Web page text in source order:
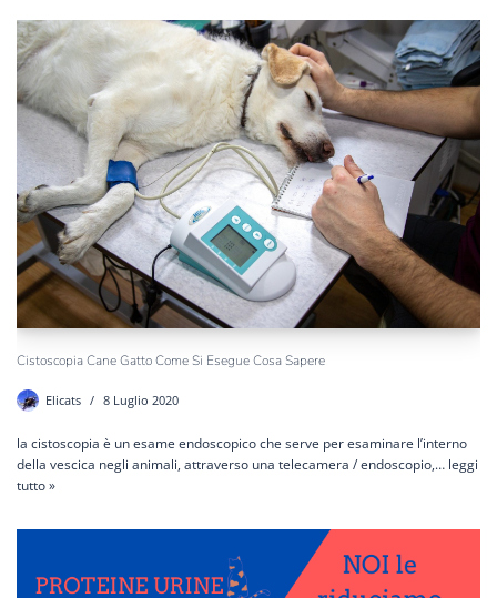
Cistoscopia Cane Gatto Come Si Esegue Cosa Sapere
Elicats 8 Luglio 2020
la cistoscopia è un esame endoscopico che serve per esaminare l’interno
della vescica negli animali, attraverso una telecamera / endoscopio,… leggi
tutto »